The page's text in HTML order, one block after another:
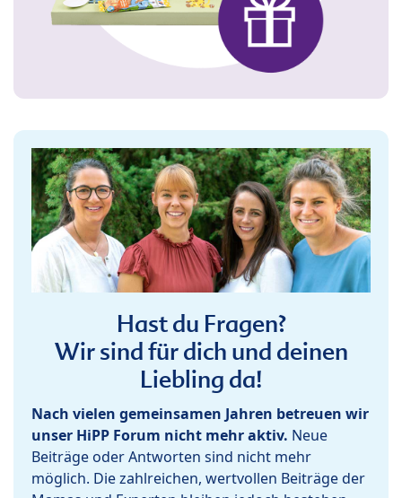
Hast du Fragen?
Wir sind für dich und deinen
Liebling da!
Nach vielen gemeinsamen Jahren betreuen wir
unser HiPP Forum nicht mehr aktiv. Neue
Beiträge oder Antworten sind nicht mehr
möglich. Die zahlreichen, wertvollen Beiträge der